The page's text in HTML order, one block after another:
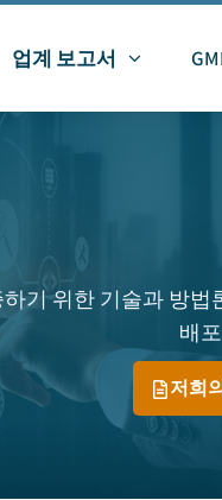
업계 보고서
기 위한 기술과 방
배
저희